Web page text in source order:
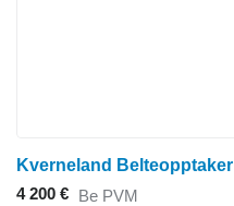
Kverneland Belteopptaker
4 200 € Be PVM